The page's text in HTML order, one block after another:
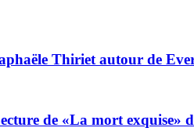
Thiriet autour de
de «La mort exquise»